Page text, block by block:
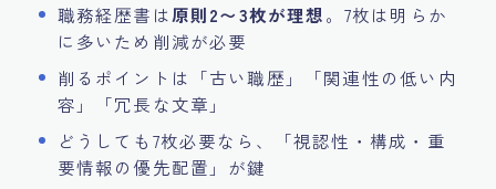
職務経歴書は原則2〜3枚が理想。7枚は明らか
に多いため削減が必要
削るポイントは「古い職歴」「関連性の低い内
容」「冗長な文章」
どうしても7枚必要なら、「視認性・構成・重
要情報の優先配置」が鍵